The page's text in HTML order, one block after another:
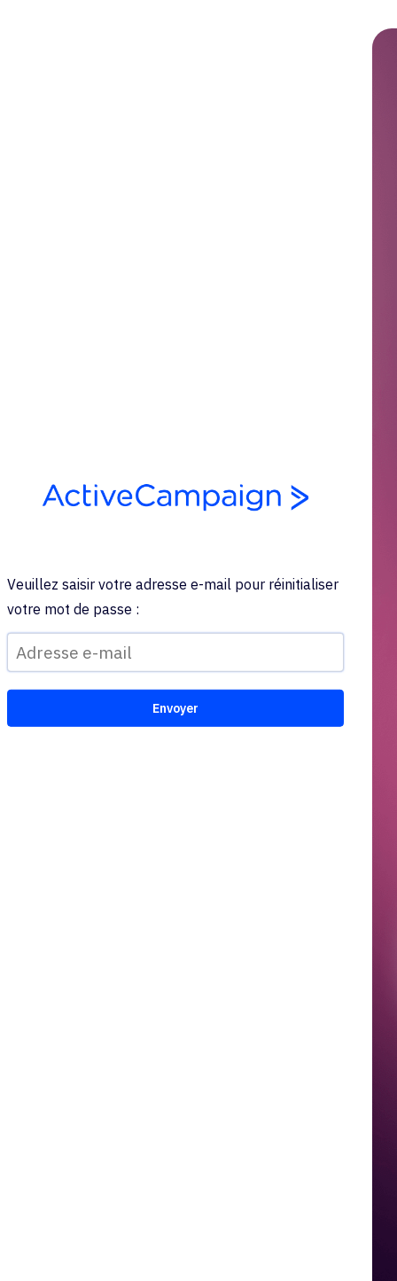
Veuillez saisir votre adresse e-mail pour réinitialiser
votre mot de passe :